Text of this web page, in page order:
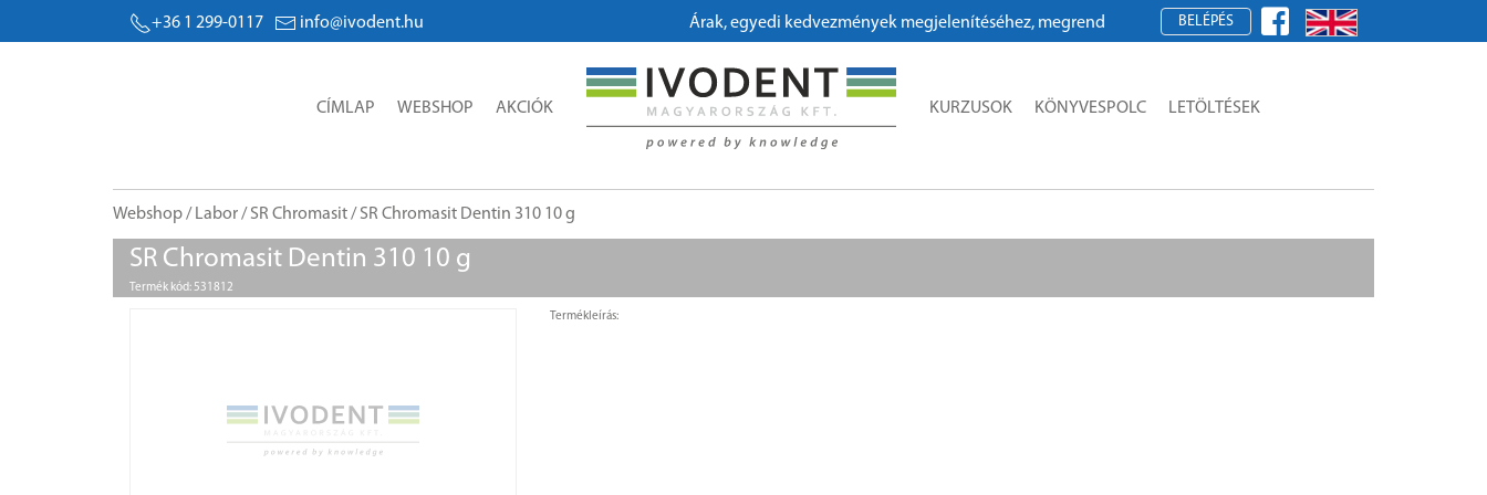
+36 1 299-0117 info@ivodent.hu Árak, egyedi kedvezmények megjelenítéséhez, megrendeléshez kérjük, regisztráljon!
BELÉPÉS
CÍMLAP WEBSHOP AKCIÓK KURZUSOK KÖNYVESPOLC LETÖLTÉSEK
Webshop/ Labor/ SR Chromasit/ SR Chromasit Dentin 310 10 g
SR Chromasit Dentin 310 10 g
Termék kód: 531812
Termékleírás: